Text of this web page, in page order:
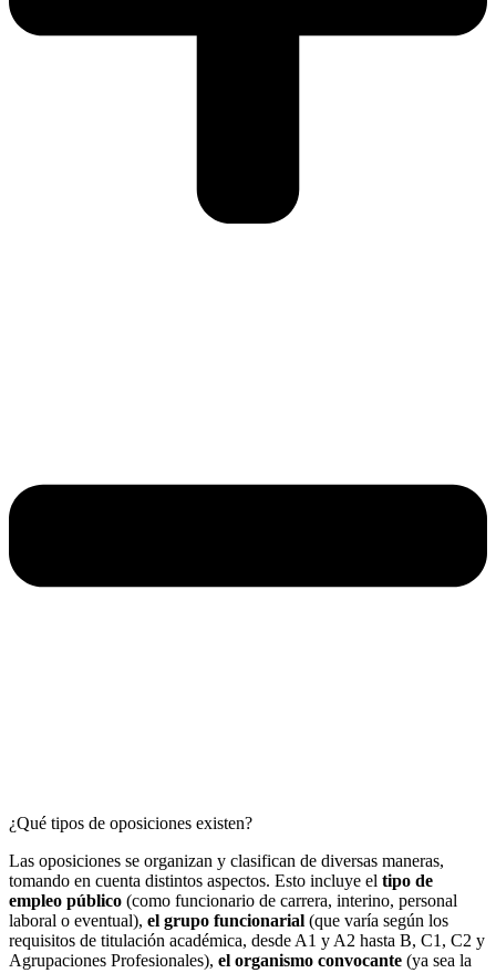
¿Qué tipos de oposiciones existen?
Las oposiciones se organizan y clasifican de diversas maneras,
tomando en cuenta distintos aspectos. Esto incluye el tipo de
empleo público (como funcionario de carrera, interino, personal
laboral o eventual), el grupo funcionarial (que varía según los
requisitos de titulación académica, desde A1 y A2 hasta B, C1, C2 y
Agrupaciones Profesionales), el organismo convocante (ya sea la